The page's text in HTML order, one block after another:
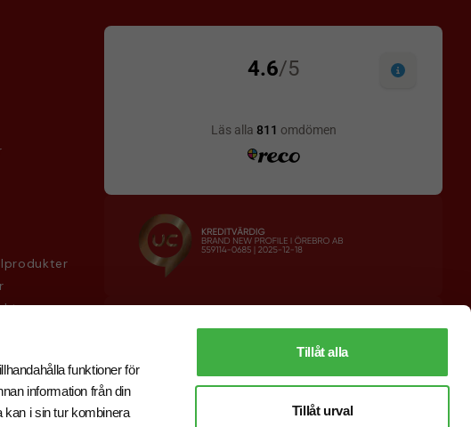
funktioner för
information från din
i sin tur kombinera
Tillåt alla
Tillåt urval
Snabb leverans